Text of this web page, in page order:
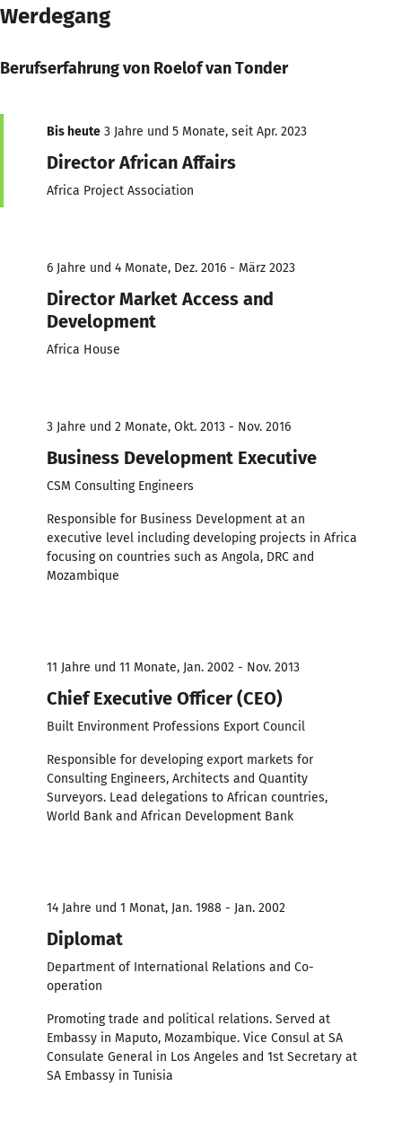
Werdegang
Berufserfahrung von Roelof van Tonder
Bis heute 3 Jahre und 5 Monate, seit Apr. 2023
Director African Affairs
Africa Project Association
6 Jahre und 4 Monate, Dez. 2016 - März 2023
Director Market Access and
Development
Africa House
3 Jahre und 2 Monate, Okt. 2013 - Nov. 2016
Business Development Executive
CSM Consulting Engineers
Responsible for Business Development at an
executive level including developing projects in Africa
focusing on countries such as Angola, DRC and
Mozambique
11 Jahre und 11 Monate, Jan. 2002 - Nov. 2013
Chief Executive Officer (CEO)
Built Environment Professions Export Council
Responsible for developing export markets for
Consulting Engineers, Architects and Quantity
Surveyors. Lead delegations to African countries,
World Bank and African Development Bank
14 Jahre und 1 Monat, Jan. 1988 - Jan. 2002
Diplomat
Department of International Relations and Co-
operation
Promoting trade and political relations. Served at
Embassy in Maputo, Mozambique. Vice Consul at SA
Consulate General in Los Angeles and 1st Secretary at
SA Embassy in Tunisia